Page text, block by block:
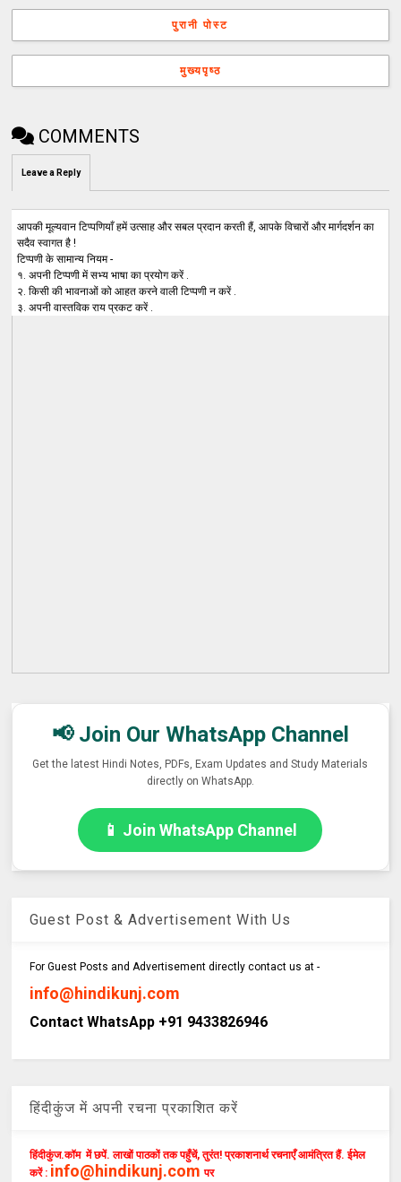
पुरानी पोस्ट
मुख्यपृष्ठ
COMMENTS
Leave a Reply
आपकी मूल्यवान टिप्पणियाँ हमें उत्साह और सबल प्रदान करती हैं, आपके विचारों और मार्गदर्शन का
सदैव स्वागत है !
टिप्पणी के सामान्य नियम -
१. अपनी टिप्पणी में सभ्य भाषा का प्रयोग करें .
२. किसी की भावनाओं को आहत करने वाली टिप्पणी न करें .
३. अपनी वास्तविक राय प्रकट करें .
📢 Join Our WhatsApp Channel
Get the latest Hindi Notes, PDFs, Exam Updates and Study Materials
directly on WhatsApp.
📱 Join WhatsApp Channel
Guest Post & Advertisement With Us
For Guest Posts and Advertisement directly contact us at -
info@hindikunj.com
Contact WhatsApp +91 9433826946
हिंदीकुंज में अपनी रचना प्रकाशित करें
हिंदीकुंज.कॉम में छपें. लाखों पाठकों तक पहुँचें, तुरंत! प्रकाशनार्थ रचनाएँ आमंत्रित हैं. ईमेल
करें : info@hindikunj.com पर